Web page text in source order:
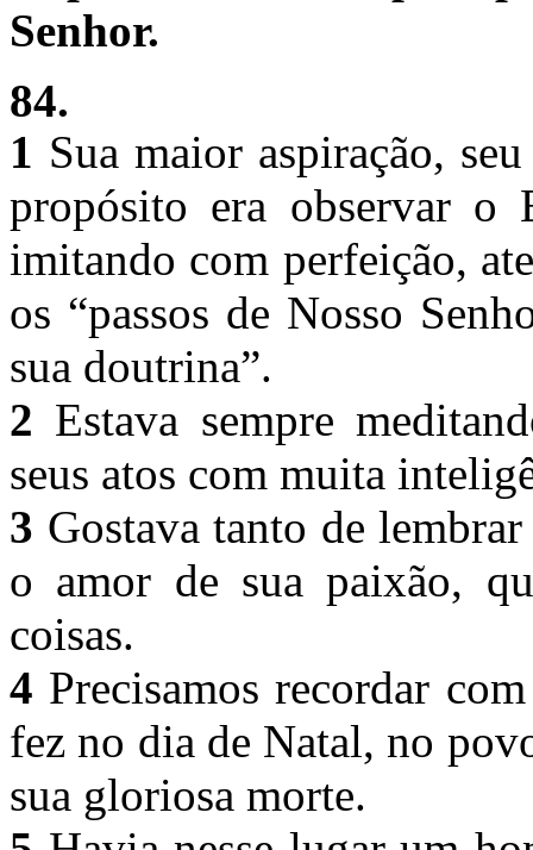
Senhor.
84.
1 Sua maior aspiração,
propósito era observar o
imitando com perfeição,
os “passos de Nosso
sua doutrina”.
2 Estava sempre
seus atos com muita
3 Gostava tanto de
o amor de sua paixão,
coisas.
4 Precisamos recordar
fez no dia de Natal, no
sua gloriosa morte.